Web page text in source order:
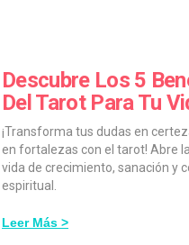
Descubre Los 5
Del Tarot Para Tu
¡Transforma tus dudas en
en fortalezas con el tarot! Abre
vida de crecimiento, sanación y
espiritual.
Leer Más >